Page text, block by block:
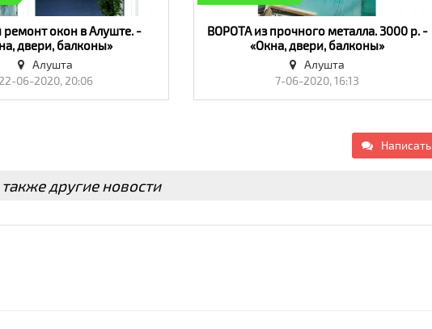
окон в Алуште. -
двери, балконы»
Алушта
22-06-2020, 20:06
ВОРОТА из прочного металла. 3000 р. -
«Окна, двери, балконы»
Алушта
7-06-2020, 16:13
Написать
другие новости